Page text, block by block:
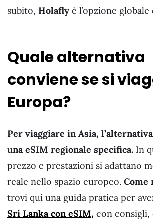
subito, Holafly è l’opzione
Quale alternativa
conviene se si
Europa?
Per viaggiare in Asia,
una eSIM regionale specifica. In
prezzo e prestazioni si adattano
reale nello spazio europeo.
trovi qui una guida pratica per
Sri Lanka con eSIM, con consigli,